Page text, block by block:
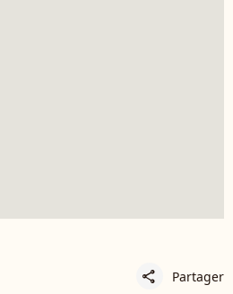
share Partager